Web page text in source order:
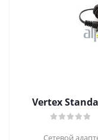
Vertex
Сетевой